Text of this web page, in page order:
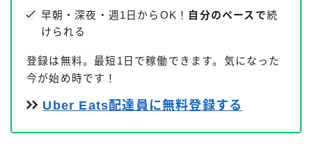
早朝・深夜・週1日からOK！ 自分のペースで続
けられる
登録は無料。最短1日で稼働できます。気になった
今が始め時です！
Uber Eats配達員に無料登録する